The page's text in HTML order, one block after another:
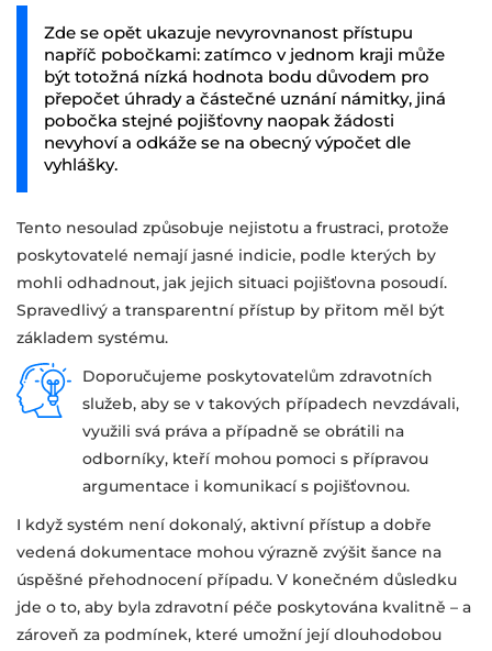
Zde se opět ukazuje nevyrovnanost přístupu
napříč pobočkami: zatímco v jednom kraji může
být totožná nízká hodnota bodu důvodem pro
přepočet úhrady a částečné uznání námitky, jiná
pobočka stejné pojišťovny naopak žádosti
nevyhoví a odkáže se na obecný výpočet dle
vyhlášky.
Tento nesoulad způsobuje nejistotu a frustraci, protože
poskytovatelé nemají jasné indicie, podle kterých by
mohli odhadnout, jak jejich situaci pojišťovna posoudí.
Spravedlivý a transparentní přístup by přitom měl být
základem systému.
Doporučujeme poskytovatelům zdravotních
služeb, aby se v takových případech nevzdávali,
využili svá práva a případně se obrátili na
odborníky, kteří mohou pomoci s přípravou
argumentace i komunikací s pojišťovnou.
I když systém není dokonalý, aktivní přístup a dobře
vedená dokumentace mohou výrazně zvýšit šance na
úspěšné přehodnocení případu. V konečném důsledku
jde o to, aby byla zdravotní péče poskytována kvalitně – a
zároveň za podmínek, které umožní její dlouhodobou